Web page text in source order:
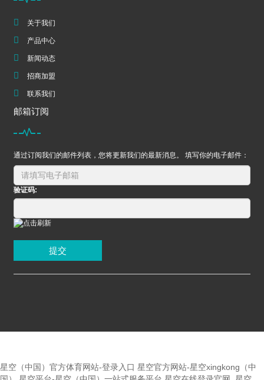
关于我们
产品中心
新闻动态
招商加盟
联系我们
邮箱订阅
通过订阅我们的邮件列表，您将更新我们的最新消息。 填写你的电子邮件：
验证码:
提交
星空（中国）官方体育网站-登录入口 星空官方网站-星空xingkong（中